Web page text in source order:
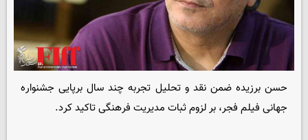
حسن برزیده ضمن نقد و تحلیل تجربه چند سال برپایی جشنواره
جهانی فیلم فجر، بر لزوم ثبات مدیریت فرهنگی تاکید کرد.